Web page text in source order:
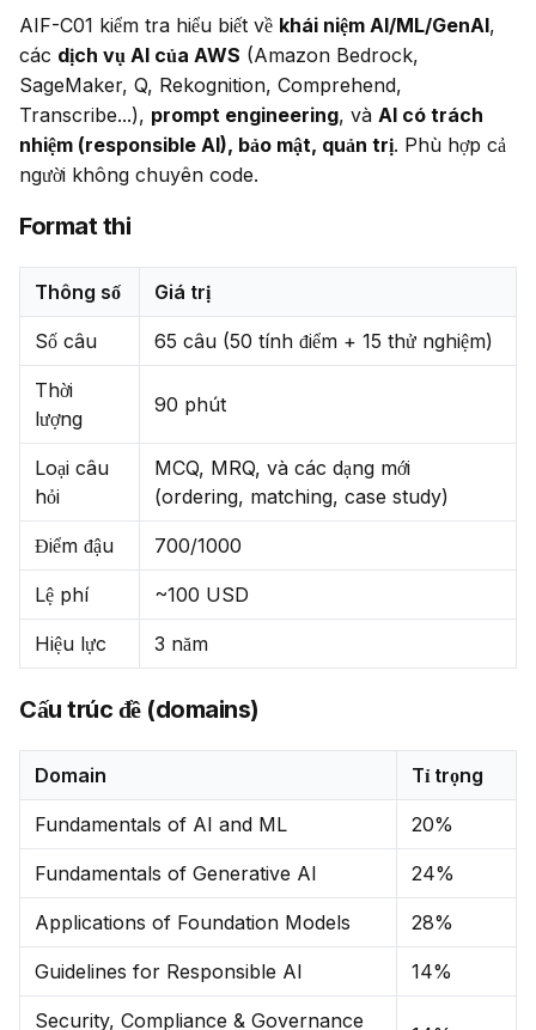
AIF-C01 kiểm tra hiểu biết về khái niệm AI/ML/GenAI,
các dịch vụ AI của AWS (Amazon Bedrock,
SageMaker, Q, Rekognition, Comprehend,
Transcribe...), prompt engineering, và AI có trách
nhiệm (responsible AI), bảo mật, quản trị. Phù hợp cả
người không chuyên code.
Format thi
Thông số Giá trị
Số câu 65 câu (50 tính điểm + 15 thử nghiệm)
Thời
lượng
90 phút
Loại câu
hỏi
MCQ, MRQ, và các dạng mới
(ordering, matching, case study)
Điểm đậu 700/1000
Lệ phí ~100 USD
Hiệu lực 3 năm
Cấu trúc đề (domains)
Domain Tỉ trọng
Fundamentals of AI and ML 20%
Fundamentals of Generative AI 24%
Applications of Foundation Models 28%
Guidelines for Responsible AI 14%
Security, Compliance & Governance